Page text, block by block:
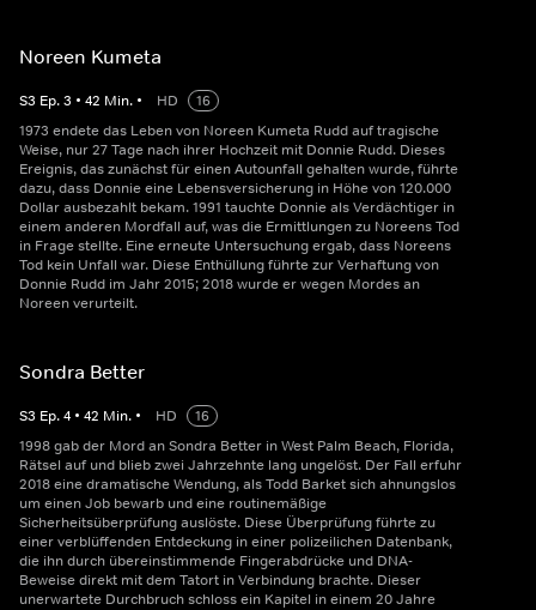
Noreen Kumeta
S3 Ep.3 • 42 Min. • HD
16
1973 endete das Leben von Noreen Kumeta Rudd auf tragische
Weise, nur 27 Tage nach ihrer Hochzeit mit Donnie Rudd. Dieses
Ereignis, das zunächst für einen Autounfall gehalten wurde, führte
dazu, dass Donnie eine Lebensversicherung in Höhe von 120.000
Dollar ausbezahlt bekam. 1991 tauchte Donnie als Verdächtiger in
einem anderen Mordfall auf, was die Ermittlungen zu Noreens Tod
in Frage stellte. Eine erneute Untersuchung ergab, dass Noreens
Tod kein Unfall war. Diese Enthüllung führte zur Verhaftung von
Donnie Rudd im Jahr 2015; 2018 wurde er wegen Mordes an
Noreen verurteilt.
Sondra Better
S3 Ep.4 • 42 Min. • HD
16
1998 gab der Mord an Sondra Better in West Palm Beach, Florida,
Rätsel auf und blieb zwei Jahrzehnte lang ungelöst. Der Fall erfuhr
2018 eine dramatische Wendung, als Todd Barket sich ahnungslos
um einen Job bewarb und eine routinemäßige
Sicherheitsüberprüfung auslöste. Diese Überprüfung führte zu
einer verblüffenden Entdeckung in einer polizeilichen Datenbank,
die ihn durch übereinstimmende Fingerabdrücke und DNA-
Beweise direkt mit dem Tatort in Verbindung brachte. Dieser
unerwartete Durchbruch schloss ein Kapitel in einem 20 Jahre